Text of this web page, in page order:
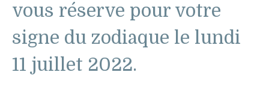
vous réserve pour votre
signe du zodiaque le lundi
11 juillet 2022.